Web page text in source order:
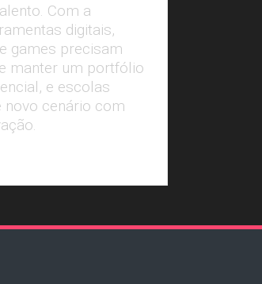
Com a
digitais,
games precisam
manter um portfólio
e escolas
novo cenário com